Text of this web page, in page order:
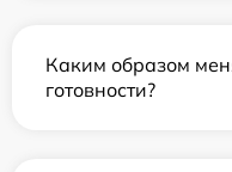
Каким образом
готовности?